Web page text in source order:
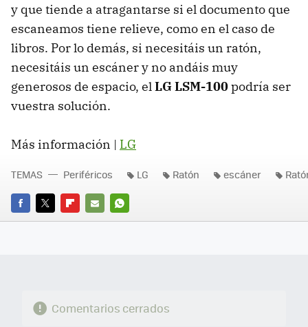
y que tiende a atragantarse si el documento que
escaneamos tiene relieve, como en el caso de
libros. Por lo demás, si necesitáis un ratón,
necesitáis un escáner y no andáis muy
generosos de espacio, elLG LSM-100podría ser
vuestra solución.
Más información | LG
FACEBOOK
TWITTERFLIPBOARD
E-
WHATSAPP
TEMAS Periféricos LG Ratón escáner
Comentarios cerrados